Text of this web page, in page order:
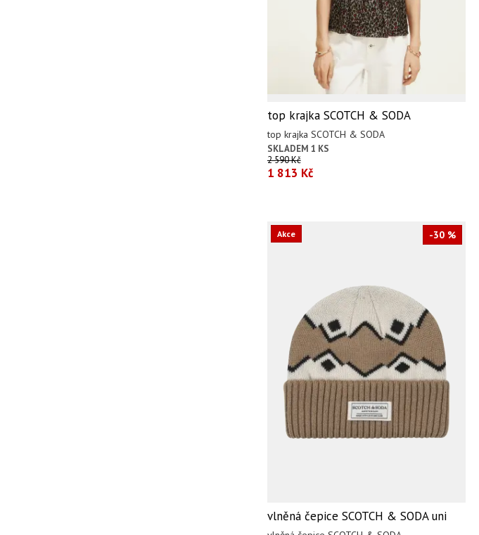
top krajka SCOTCH & SODA
top krajka SCOTCH & SODA
SKLADEM 1 KS
2 590 Kč
1 813 Kč
-30 %
Akce
vlněná čepice SCOTCH & SODA uni